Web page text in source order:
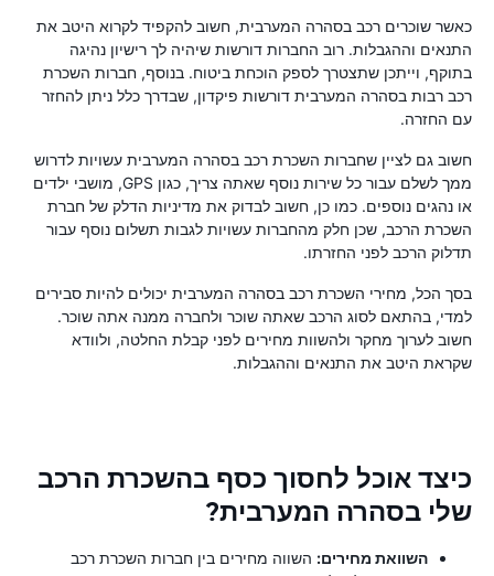
כאשר שוכרים רכב בסהרה המערבית, חשוב להקפיד לקרוא היטב את
התנאים וההגבלות. רוב החברות דורשות שיהיה לך רישיון נהיגה
בתוקף, וייתכן שתצטרך לספק הוכחת ביטוח. בנוסף, חברות השכרת
רכב רבות בסהרה המערבית דורשות פיקדון, שבדרך כלל ניתן להחזר
עם החזרה.
חשוב גם לציין שחברות השכרת רכב בסהרה המערבית עשויות לדרוש
ממך לשלם עבור כל שירות נוסף שאתה צריך, כגון GPS, מושבי ילדים
או נהגים נוספים. כמו כן, חשוב לבדוק את מדיניות הדלק של חברת
השכרת הרכב, שכן חלק מהחברות עשויות לגבות תשלום נוסף עבור
תדלוק הרכב לפני החזרתו.
בסך הכל, מחירי השכרת רכב בסהרה המערבית יכולים להיות סבירים
למדי, בהתאם לסוג הרכב שאתה שוכר ולחברה ממנה אתה שוכר.
חשוב לערוך מחקר ולהשוות מחירים לפני קבלת החלטה, ולוודא
שקראת היטב את התנאים וההגבלות.
כיצד אוכל לחסוך כסף בהשכרת הרכב
שלי בסהרה המערבית?
השוואת מחירים: השווה מחירים בין חברות השכרת רכב